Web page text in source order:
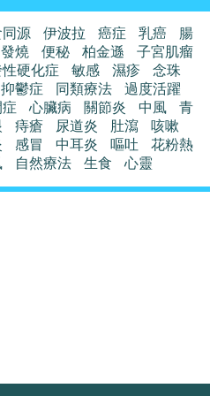
源 伊波拉 癌症 乳癌
腸
發燒
便秘 柏金遜
子宮肌瘤
硬化症
敏感 濕疹
念珠
抑鬱症
同類療法
過度活躍
心臟病 關節炎 中風
青
痔瘡 尿道炎 肚瀉
咳嗽
感冒 中耳炎 嘔吐
花粉熱
自然療法 生食 心靈